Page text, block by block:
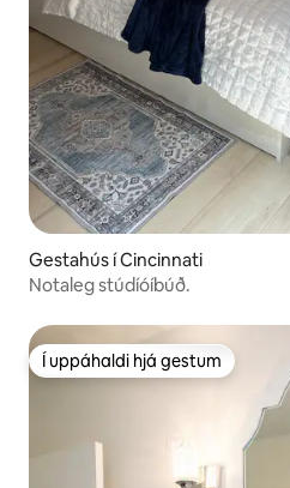
Gestahús í Cincinnati
Notaleg stúdíóíbúð.
Í uppáhaldi hjá gestum
Í uppáhaldi hjá gestum